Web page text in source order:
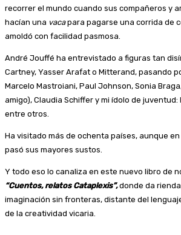
recorrer el mundo cuando sus compañeros y
hacían una vacapara pagarse una corrida de
amoldó con facilidad pasmosa.
André Jouffé ha entrevistado a figuras tan
Cartney, Yasser Arafat o Mitterand, pasando
Marcelo Mastroiani, Paul Johnson, Sonia
amigo), Claudia Schiffer y mi ídolo de
entre otros.
Ha visitado más de ochenta países, aunque
pasó sus mayores sustos.
Y todo eso lo canaliza en este nuevo libro de
“Cuentos, relatos Cataplexis”,donde da
imaginación sin fronteras, distante del
de la creatividad vicaria.